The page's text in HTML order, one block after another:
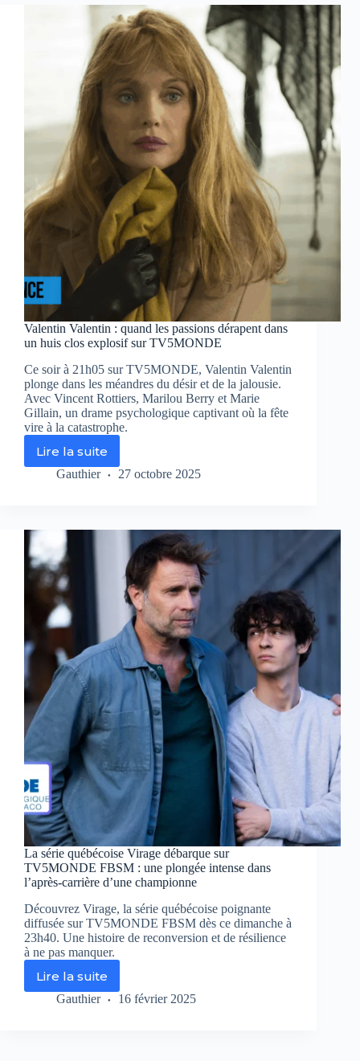
devenu
voix
ceux
qu’on
n’écoute
pas
dans
Rassemblance
sur
TV5MONDE
Valentin Valentin : quand les passions dérapent dans
un huis clos explosif sur TV5MONDE
Ce soir à 21h05 sur TV5MONDE, Valentin Valentin
plonge dans les méandres du désir et de la jalousie.
Avec Vincent Rottiers, Marilou Berry et Marie
Gillain, un drame psychologique captivant où la fête
vire à la catastrophe.
Lire la suite
Valentin
Valentin
passions
clos
explosif
TV5MONDE
Gauthier 27 octobre 2025
La série québécoise Virage débarque sur
TV5MONDE FBSM : une plongée intense dans
l’après-carrière d’une championne
Découvrez Virage, la série québécoise poignante
diffusée sur TV5MONDE FBSM dès ce dimanche à
23h40. Une histoire de reconversion et de résilience
à ne pas manquer.
Lire la suite
La
série
Gauthier 16 février 2025